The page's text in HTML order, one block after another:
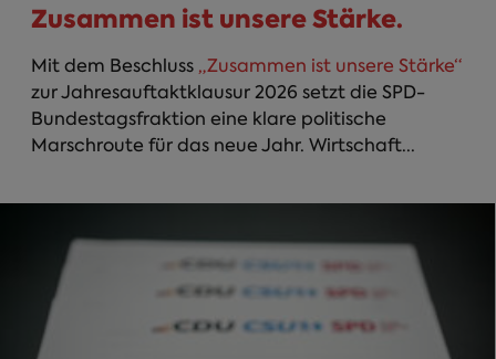
Zusammen ist unsere Stärke.
Mit dem Beschluss „Zusammen ist unsere Stärke“
zur Jahresauftaktklausur 2026 setzt die SPD-
Bundestagsfraktion eine klare politische
Marschroute für das neue Jahr. Wirtschaft...